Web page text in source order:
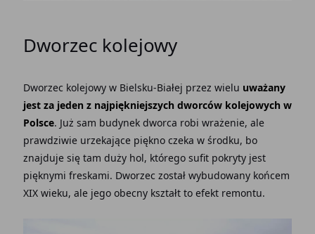
Dworzec kolejowy
Dworzec kolejowy w Bielsku-Białej przez wielu uważany
jest za jeden z najpiękniejszych dworców kolejowych w
Polsce. Już sam budynek dworca robi wrażenie, ale
prawdziwie urzekające piękno czeka w środku, bo
znajduje się tam duży hol, którego sufit pokryty jest
pięknymi freskami. Dworzec został wybudowany końcem
XIX wieku, ale jego obecny kształt to efekt remontu.